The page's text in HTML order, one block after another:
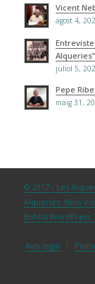
Vicent
agost 4,
Alqueries”
juliol 5,
Pepe
maig 31,
© 2017 - Les
Alqueries: Nelo
Enfold WordPress
Avís legal